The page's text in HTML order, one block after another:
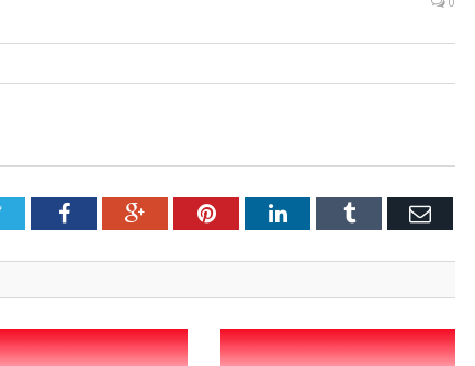
TwitterFacebookGoogle+PinterestLinkedInTumblr Email